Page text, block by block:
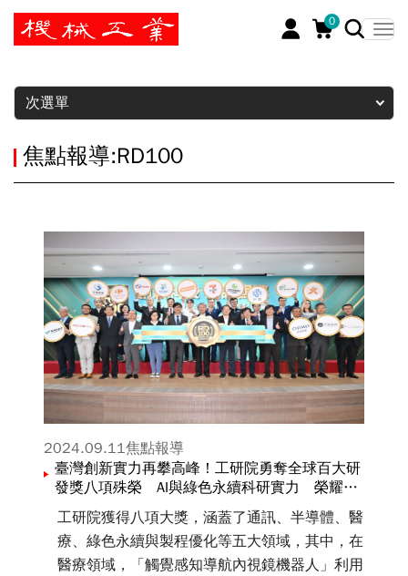
0
暫停
次選單
焦點報導:RD100
2024.09.11焦點報導
臺灣創新實力再攀高峰！工研院勇奪全球百大研
發獎八項殊榮 AI與綠色永續科研實力 榮耀國
際
工研院獲得八項大獎，涵蓋了通訊、半導體、醫
療、綠色永續與製程優化等五大領域，其中，在
醫療領域，「觸覺感知導航內視鏡機器人」利用